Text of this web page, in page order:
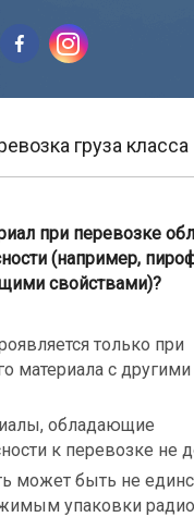
груза класса
при перевозке
(например,
свойствами)?
только при
материала с другими
обладающие
к перевозке не
может быть не
упаковки